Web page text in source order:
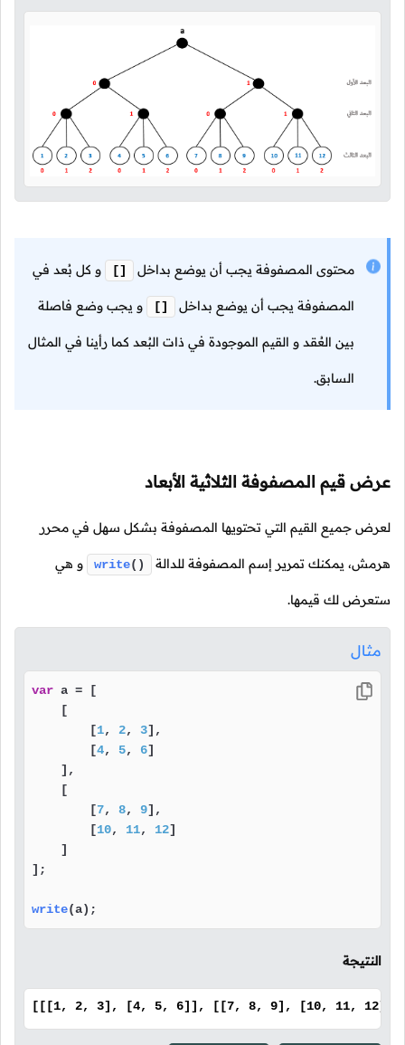
محتوى المصفوفة يجب أن يوضع بداخل [] و كل بُعد في
المصفوفة يجب أن يوضع بداخل [] و يجب وضع فاصلة
بين العُقد و القيم الموجودة في ذات البُعد كما رأينا في المثال
السابق.
عرض قيم المصفوفة الثلاثية الأبعاد
لعرض جميع القيم التي تحتويها المصفوفة بشكل سهل في محرر
هرمش، يمكنك تمرير إسم المصفوفة للدالة write() و هي
ستعرض لك قيمها.
مثال
var a = [
    [
        [
1, 2, 3],
        [
4, 5, 6]
    ],
    [
        [
7, 8, 9],
        [
10, 11, 12]
    ]
];
write(a);
النتيجة
[[[1, 2, 3], [4, 5, 6]], [[7, 8, 9], [10, 11, 12]]]